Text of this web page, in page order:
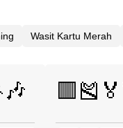
Wasit Kartu Merah